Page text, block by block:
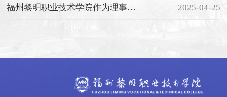
福州黎明职业技术学院作为理事单位参加福建省高等教育学会高等职业技术教育分会成立大会 2025-04-25